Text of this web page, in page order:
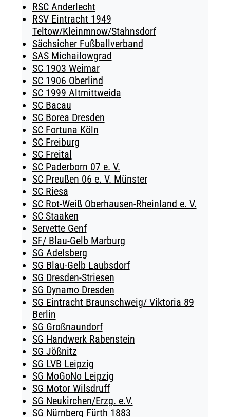
RSC Anderlecht
RSV Eintracht 1949
Teltow/Kleinmnow/Stahnsdorf
Sächsicher Fußballverband
SAS Michailowgrad
SC 1903 Weimar
SC 1906 Oberlind
SC 1999 Altmittweida
SC Bacau
SC Borea Dresden
SC Fortuna Köln
SC Freiburg
SC Freital
SC Paderborn 07 e. V.
SC Preußen 06 e. V. Münster
SC Riesa
SC Rot-Weiß Oberhausen-Rheinland e. V.
SC Staaken
Servette Genf
SF/ Blau-Gelb Marburg
SG Adelsberg
SG Blau-Gelb Laubsdorf
SG Dresden-Striesen
SG Dynamo Dresden
SG Eintracht Braunschweig/ Viktoria 89
Berlin
SG Großnaundorf
SG Handwerk Rabenstein
SG Jößnitz
SG LVB Leipzig
SG MoGoNo Leipzig
SG Motor Wilsdruff
SG Neukirchen/Erzg. e.V.
SG Nürnberg Fürth 1883